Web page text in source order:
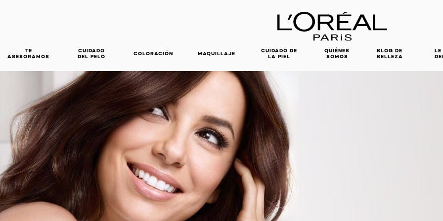
TE
ASESORAMOS
CUIDADO
DEL PELO
COLORACIÓN MAQUILLAJE
CUIDADO DE
LA PIEL
QUIÉNES
SOMOS
BLOG DE
BELLEZA
LE